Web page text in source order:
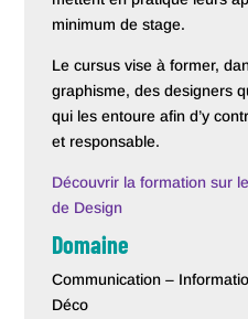
minimum de stage.
Le cursus vise à former,
graphisme, des designers
qui les entoure afin d’y
et responsable.
Découvrir la formation sur
de Design
Domaine
Communication –
Déco